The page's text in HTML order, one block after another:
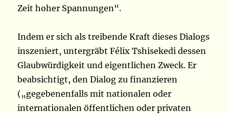
Zeit hoher Spannungen“.
Indem er sich als treibende Kraft dieses Dialogs
inszeniert, untergräbt Félix Tshisekedi dessen
Glaubwürdigkeit und eigentlichen Zweck. Er
beabsichtigt, den Dialog zu finanzieren
(„gegebenenfalls mit nationalen oder
internationalen öffentlichen oder privaten